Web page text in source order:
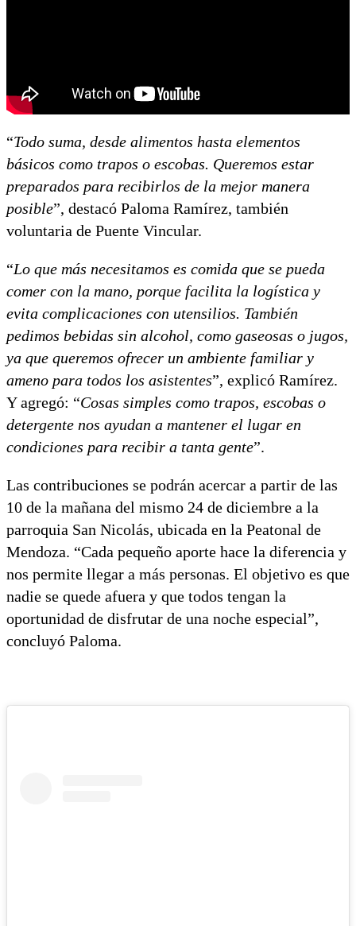
“Todo suma, desde alimentos hasta elementos
básicos como trapos o escobas. Queremos estar
preparados para recibirlos de la mejor manera
posible”, destacó Paloma Ramírez, también
voluntaria de Puente Vincular.
“Lo que más necesitamos es comida que se pueda
comer con la mano, porque facilita la logística y
evita complicaciones con utensilios. También
pedimos bebidas sin alcohol, como gaseosas o jugos,
ya que queremos ofrecer un ambiente familiar y
ameno para todos los asistentes”, explicó Ramírez.
Y agregó: “Cosas simples como trapos, escobas o
detergente nos ayudan a mantener el lugar en
condiciones para recibir a tanta gente”.
Las contribuciones se podrán acercar a partir de las
10 de la mañana del mismo 24 de diciembre a la
parroquia San Nicolás, ubicada en la Peatonal de
Mendoza. “Cada pequeño aporte hace la diferencia y
nos permite llegar a más personas. El objetivo es que
nadie se quede afuera y que todos tengan la
oportunidad de disfrutar de una noche especial”,
concluyó Paloma.